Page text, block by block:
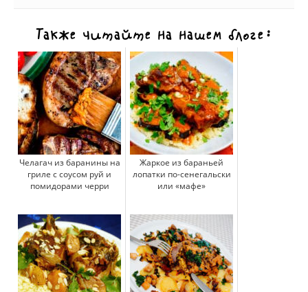
Также читайте на нашем блоге:
Челагач из баранины на
гриле с соусом руй и
помидорами черри
Жаркое из бараньей
лопатки по-сенегальски
или «мафе»